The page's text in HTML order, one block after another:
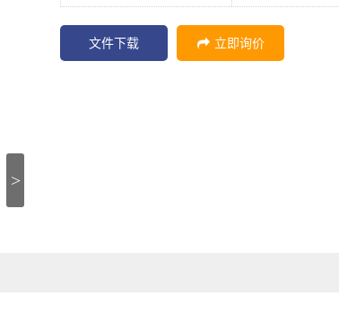
>
文件下载 立即询价